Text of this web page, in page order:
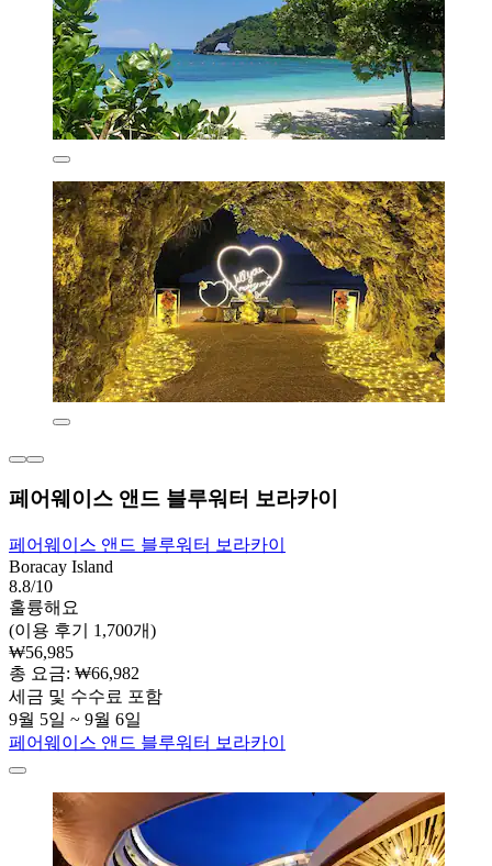
페어웨이스 앤드 블루워터 보라카이
페어웨이스 앤드 블루워터 보라카이
Boracay Island
8.8/10
훌륭해요
(이용 후기 1,700개)
₩56,985
총 요금: ₩66,982
세금 및 수수료 포함
9월 5일 ~ 9월 6일
페어웨이스 앤드 블루워터 보라카이